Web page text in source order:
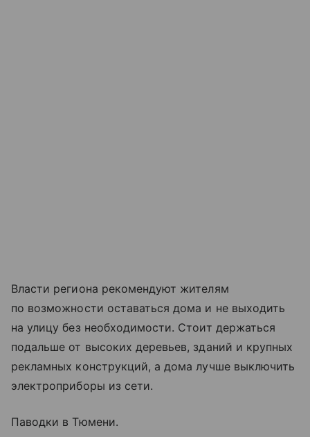
Власти региона рекомендуют жителям
по возможности оставаться дома и не выходить
на улицу без необходимости. Стоит держаться
подальше от высоких деревьев, зданий и крупных
рекламных конструкций, а дома лучше выключить
электроприборы из сети.
Паводки в Тюмени.